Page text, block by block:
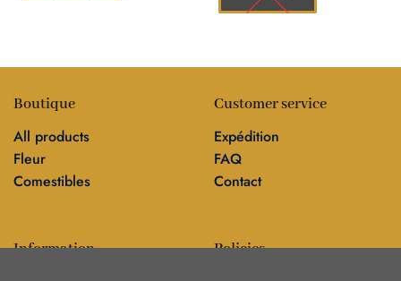
Boutique
All products
Fleur
Comestibles
Customer service
Expédition
FAQ
Contact
Information Policies